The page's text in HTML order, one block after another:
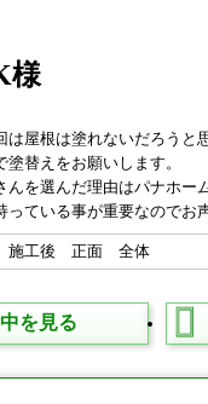
様
は屋根は塗れないだろうと
替えをお願いします。
んを選んだ理由はパナホー
ている事が重要なのでお
を見る